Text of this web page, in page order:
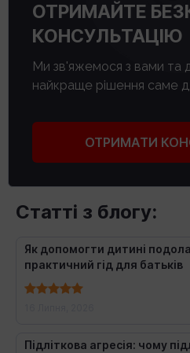
ОТРИМАЙТЕ
КОНСУЛЬТАЦІЮ
Ми зв'яжемося з вами та
найкраще рішення саме
ОТРИМАТИ
Статті з блогу:
Як допомогти дитині
практичний гід для батьків
Підліткова агресія: чому